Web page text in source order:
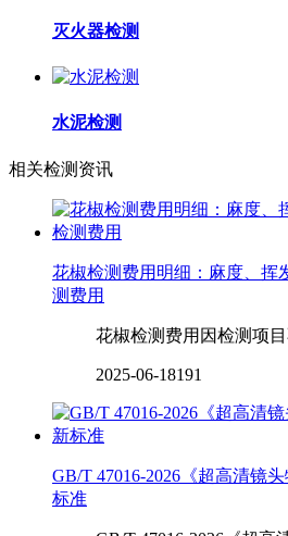
灭火器检测
水泥检测
相关检测资讯
花椒检测费用明细：麻度、挥
测费用
花椒检测费用因检测项目
2025-06-18191
GB/T 47016-2026《超高清镜
标准